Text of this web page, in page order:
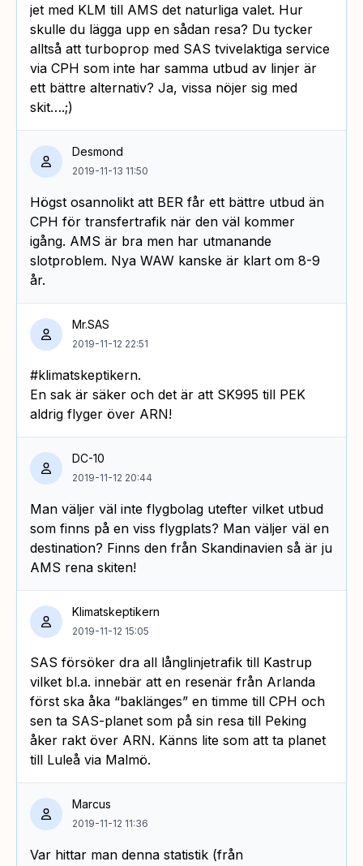
jet med KLM till AMS det naturliga valet. Hur
skulle du lägga upp en sådan resa? Du tycker
alltså att turboprop med SAS tvivelaktiga service
via CPH som inte har samma utbud av linjer är
ett bättre alternativ? Ja, vissa nöjer sig med
skit….;)
Desmond
2019-11-13 11:50
Högst osannolikt att BER får ett bättre utbud än
CPH för transfertrafik när den väl kommer
igång. AMS är bra men har utmanande
slotproblem. Nya WAW kanske är klart om 8-9
år.
Mr.SAS
2019-11-12 22:51
#klimatskeptikern.
En sak är säker och det är att SK995 till PEK
aldrig flyger över ARN!
DC-10
2019-11-12 20:44
Man väljer väl inte flygbolag utefter vilket utbud
som finns på en viss flygplats? Man väljer väl en
destination? Finns den från Skandinavien så är ju
AMS rena skiten!
Klimatskeptikern
2019-11-12 15:05
SAS försöker dra all långlinjetrafik till Kastrup
vilket bl.a. innebär att en resenär från Arlanda
först ska åka “baklänges” en timme till CPH och
sen ta SAS-planet som på sin resa till Peking
åker rakt över ARN. Känns lite som att ta planet
till Luleå via Malmö.
Marcus
2019-11-12 11:36
Var hittar man denna statistik (från